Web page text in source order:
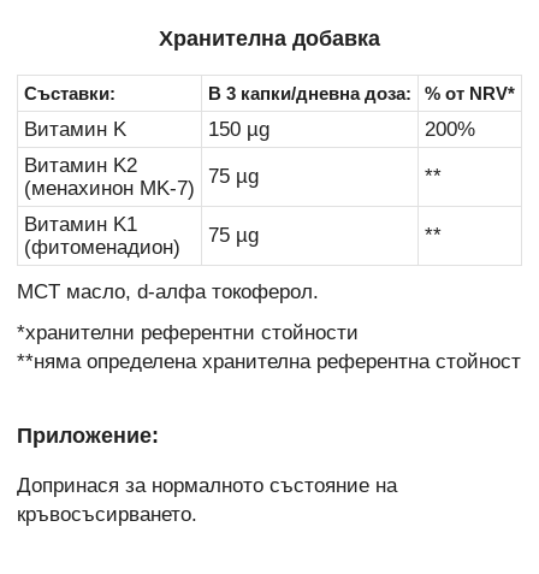
Хранителна добавка
Съставки: В 3 капки/дневна доза: % от NRV*
Витамин K 150 µg
200%
Витамин K2
(менахинон MK-7)
75 µg **
Витамин K1
(фитоменадион)
75 µg **
MCT масло, d-алфа токоферол.
*хранителни референтни стойности
**няма определена хранителна референтна стойност
Приложение:
Допринася за нормалното състояние на
кръвосъсирването.